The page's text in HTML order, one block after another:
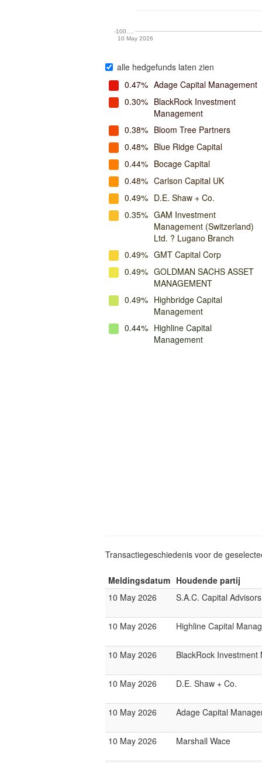
10 May 2026
-100.…
alle hedgefunds laten zien
0.47% Adage Capital Management
0.30% BlackRock Investment
Management
0.38% Bloom Tree Partners
0.48% Blue Ridge Capital
0.44% Bocage Capital
0.48% Carlson Capital UK
0.49% D.E. Shaw + Co.
0.35% GAM Investment
Management (Switzerland)
Ltd. ? Lugano Branch
0.49% GMT Capital Corp
0.49% GOLDMAN SACHS ASSET
MANAGEMENT
0.49% Highbridge Capital
Management
0.44% Highline Capital
Management
Transactiegeschiedenis voor de
Meldingsdatum Houdende partij
10 May 2026
S.A.C. Capital Advisors
10 May 2026 Highline Capital
10 May 2026 BlackRock Investment
10 May 2026 D.E. Shaw + Co.
10 May 2026 Adage Capital
10 May 2026 Marshall Wace